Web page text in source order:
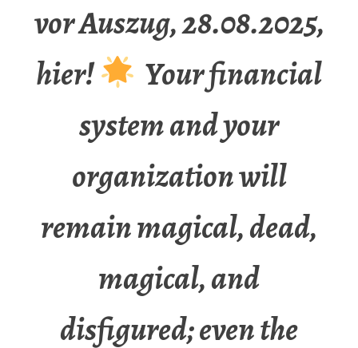
vor Auszug, 28.08.2025,
hier!
Your financial
system and your
organization will
remain magical, dead,
magical, and
disfigured; even the